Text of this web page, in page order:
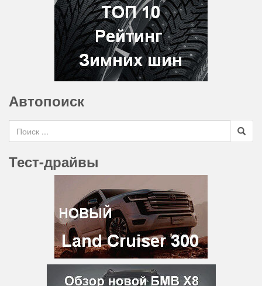
Автопоиск
Search for
Тест-драйвы